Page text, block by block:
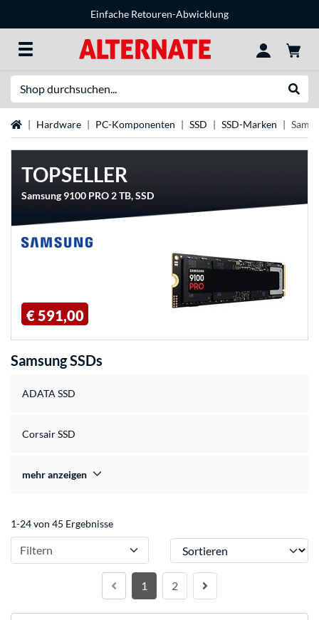
Einfache Retouren-Abwicklung
StartseiteHardware PC-Komponenten SSD SSD-Marken
TOPSELLER
Samsung 9100 PRO 2 TB, SSD
€ 591,00
Samsung SSDs
ADATA SSD
Corsair SSD
mehr anzeigen
1-24 von 45 Ergebnisse
Filtern Sortieren
1 2